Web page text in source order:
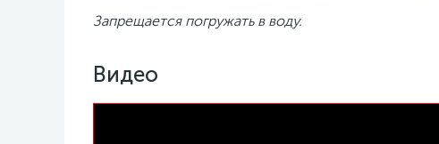
Запрещается погружать в воду.
Видео